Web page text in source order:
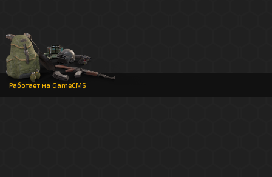
Работает на GameCMS